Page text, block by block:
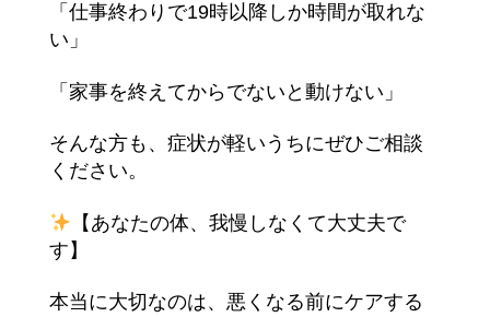
「仕事終わりで19時以降しか時間が取れな
い」
「家事を終えてからでないと動けない」
そんな方も、症状が軽いうちにぜひご相談
ください。
【あなたの体、我慢しなくて大丈夫で
す】
本当に大切なのは、悪くなる前にケアする